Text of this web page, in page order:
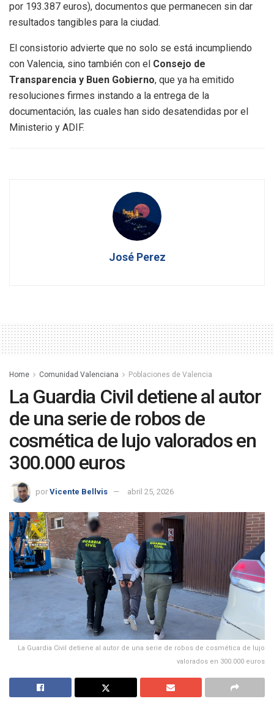
por 193.387 euros), documentos que permanecen sin dar
resultados tangibles para la ciudad.
El consistorio advierte que no solo se está incumpliendo
con Valencia, sino también con el Consejo de
Transparencia y Buen Gobierno, que ya ha emitido
resoluciones firmes instando a la entrega de la
documentación, las cuales han sido desatendidas por el
Ministerio y ADIF.
José Perez
Home Comunidad Valenciana Poblaciones de Valencia
La Guardia Civil detiene al autor
de una serie de robos de
cosmética de lujo valorados en
300.000 euros
por Vicente Bellvis abril 25, 2026
La Guardia Civil detiene al autor de una serie de robos de cosmética de lujo
valorados en 300.000 euros